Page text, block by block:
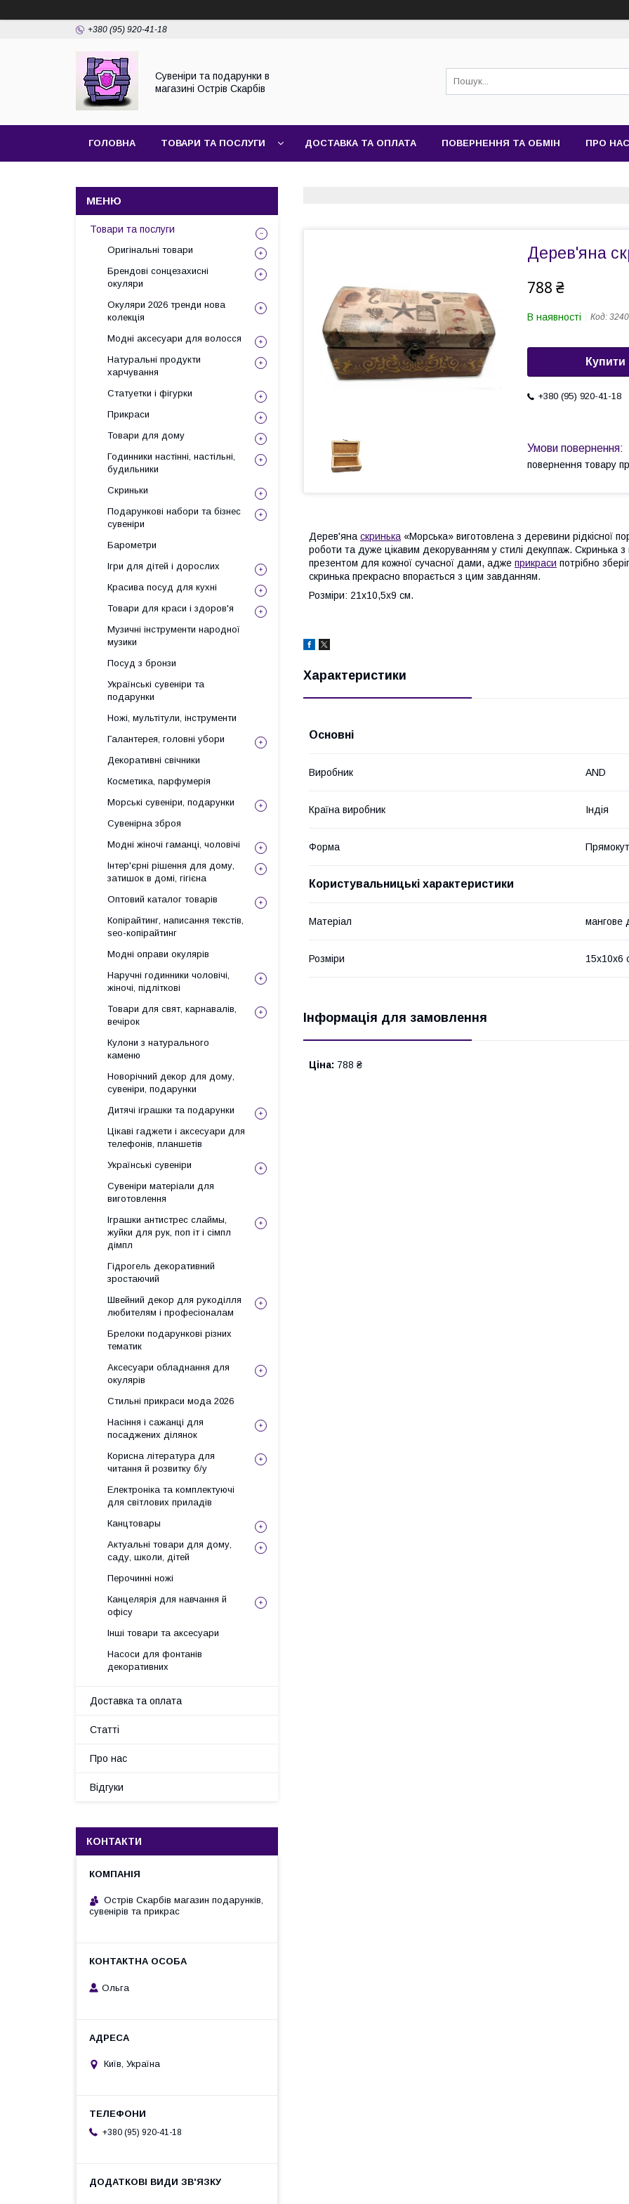
+380 (95) 920-41-18
Сувеніри та подарунки в
магазині Острів Скарбів
ГОЛОВНА ТОВАРИ ТА ПОСЛУГИ ДОСТАВКА ТА ОПЛАТА ПОВЕРНЕННЯ ТА ОБМІН ПРО НАС
Дерев'яна
788 ₴
В наявності Код:
Купити
+380 (95) 920-41-18
повернення товару
Дерев'яна скринька «Морська» виготовлена з деревини рідкісної
роботи та дуже цікавим декоруванням у стилі декуппаж. Скринька
презентом для кожної сучасної дами, адже прикраси потрібно
скринька прекрасно впорається з цим завданням.
Розміри: 21х10,5х9 см.
Характеристики
Основні
Виробник AND
Країна виробник Індія
Форма
Користувальницькі характеристики
Матеріал мангове
Розміри 15х10х6
Інформація для замовлення
Ціна: 788 ₴
Товари та послуги
Оригінальні товари
Брендові сонцезахисні
окуляри
Окуляри 2026 тренди нова
колекція
Модні аксесуари для волосся
Натуральні продукти
харчування
Статуетки і фігурки
Прикраси
Товари для дому
Годинники настінні, настільні,
будильники
Скриньки
Подарункові набори та бізнес
сувеніри
Барометри
Ігри для дітей і дорослих
Красива посуд для кухні
Товари для краси і здоров'я
Музичні інструменти народної
музики
Посуд з бронзи
Українські сувеніри та
подарунки
Ножі, мультітули, інструменти
Галантерея, головні убори
Декоративні свічники
Косметика, парфумерія
Морські сувеніри, подарунки
Сувенірна зброя
Модні жіночі гаманці, чоловічі
Інтер'єрні рішення для дому,
затишок в домі, гігієна
Оптовий каталог товарів
Копірайтинг, написання текстів,
seo-копірайтинг
Модні оправи окулярів
Наручні годинники чоловічі,
жіночі, підліткові
Товари для свят, карнавалів,
вечірок
Кулони з натурального
каменю
Новорічний декор для дому,
сувеніри, подарунки
Дитячі іграшки та подарунки
Цікаві гаджети і аксесуари для
телефонів, планшетів
Українські сувеніри
Сувеніри матеріали для
виготовлення
Іграшки антистрес слаймы,
жуйки для рук, поп іт і сімпл
дімпл
Гідрогель декоративний
зростаючий
Швейний декор для рукоділля
любителям і професіоналам
Брелоки подарункові різних
тематик
Аксесуари обладнання для
окулярів
Стильні прикраси мода 2026
Насіння і сажанці для
посаджених ділянок
Корисна література для
читання й розвитку б/у
Електроніка та комплектуючі
для світлових приладів
Канцтовары
Актуальні товари для дому,
саду, школи, дітей
Перочинні ножі
Канцелярія для навчання й
офісу
Інші товари та аксесуари
Насоси для фонтанів
декоративних
Доставка та оплата
Статті
Про нас
Відгуки
КОНТАКТИ
Острів Скарбів магазин подарунків,
сувенірів та прикрас
Ольга
Київ, Україна
+380 (95) 920-41-18